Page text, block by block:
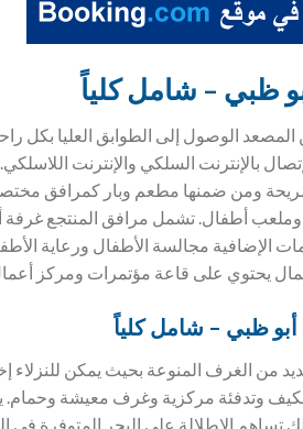
ظبي – شامل كلياً
الوصول إلى الطوابق العليا بكل
بالإنترنت السلكي والإنترنت
ومن ضمنها مطعم وبار كمرافق
أطفال. تشمل مرافق المنتجع غرفة
الإضافية مجالسة الأطفال ورعاية
يحتوي على قاعة مؤتمرات ومركز
ظبي – شامل كلياً
الغرف المنوعة بحيث يمكن للنزلاء
وتدفئة مركزية وغرف معيشة وحمام.
تساهم الإطلالة على البحر المتوفرة في